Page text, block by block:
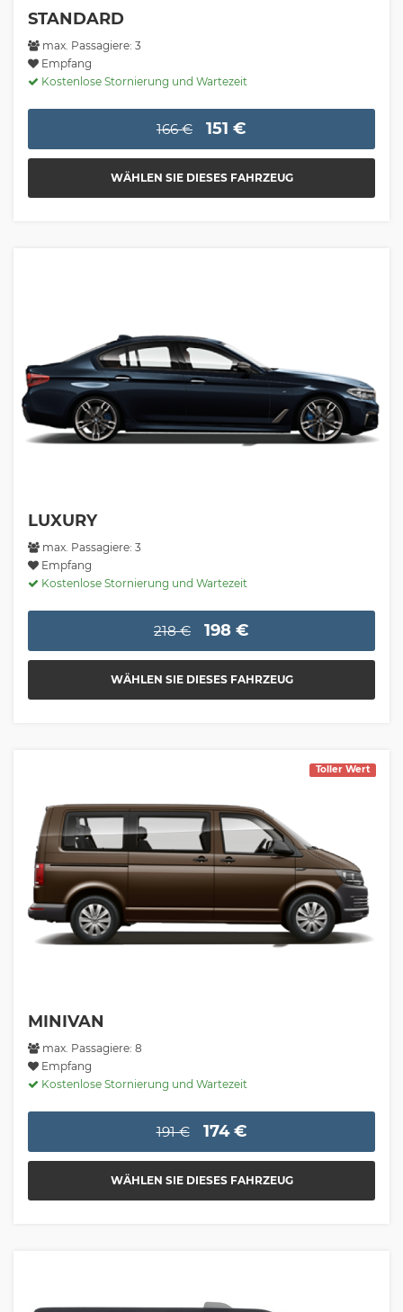
STANDARD
max. Passagiere: 3
Empfang
Kostenlose Stornierung und Wartezeit
166 € 151 €
WÄHLEN SIE DIESES FAHRZEUG
LUXURY
max. Passagiere: 3
Empfang
Kostenlose Stornierung und Wartezeit
218 € 198 €
WÄHLEN SIE DIESES FAHRZEUG
Toller Wert
MINIVAN
max. Passagiere: 8
Empfang
Kostenlose Stornierung und Wartezeit
191 € 174 €
WÄHLEN SIE DIESES FAHRZEUG